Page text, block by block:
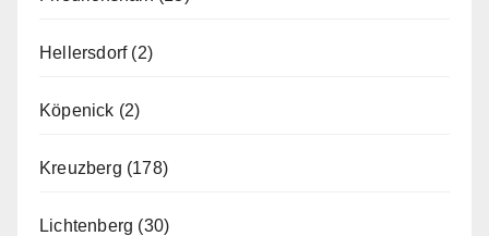
Hellersdorf(2)
Köpenick (2)
Kreuzberg (178)
Lichtenberg (30)